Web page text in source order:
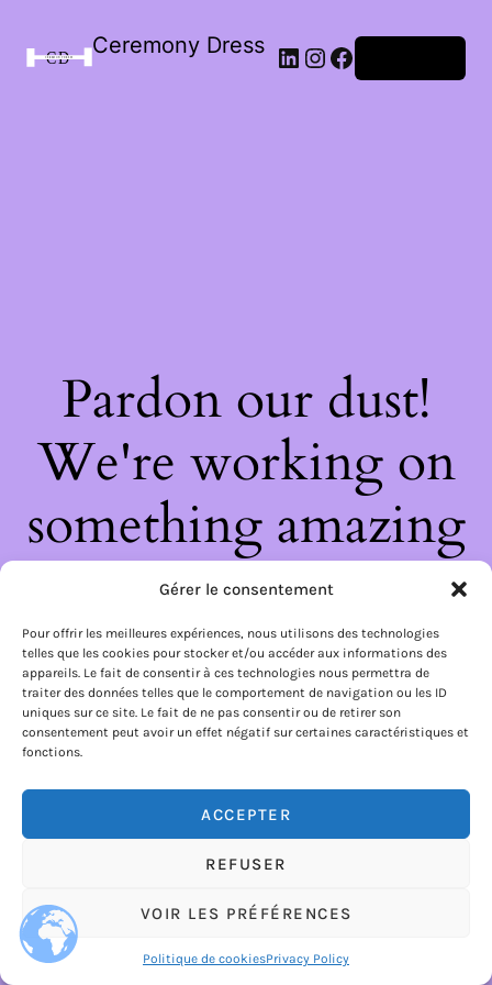
Gérer le consentement
Pour offrir les meilleures expériences, nous utilisons des technologies
telles que les cookies pour stocker et/ou accéder aux informations des
appareils. Le fait de consentir à ces technologies nous permettra de
traiter des données telles que le comportement de navigation ou les ID
uniques sur ce site. Le fait de ne pas consentir ou de retirer son
consentement peut avoir un effet négatif sur certaines caractéristiques et
fonctions.
ACCEPTER
REFUSER
VOIR LES PRÉFÉRENCES
Politique de cookiesPrivacy Policy
Ceremony Dress
Pardon our dust!
We're working on
something amazing
— check back soon!